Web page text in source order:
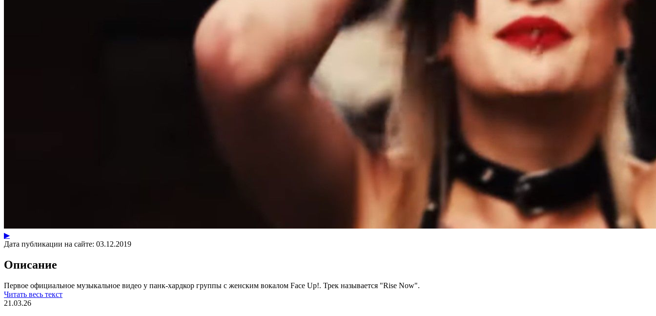
▶
Дата публикации на сайте: 03.12.2019
Описание
Первое официальное музыкальное видео у панк-хардкор группы с женским вокалом Face Up!. Трек называется "Rise Now".
Читать весь текст
21.03.26